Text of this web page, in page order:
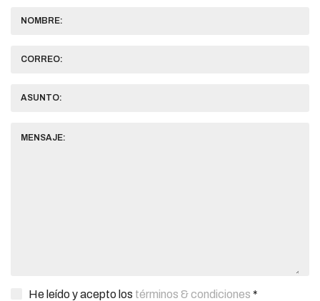
NOMBRE:
CORREO:
ASUNTO:
MENSAJE:
He leído y acepto los términos & condiciones *